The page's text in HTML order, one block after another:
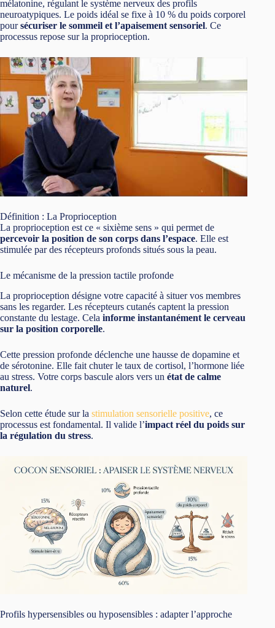
mélatonine, régulant le système nerveux des profils
neuroatypiques. Le poids idéal se fixe à 10 % du poids corporel
poursécuriser le sommeil et l’apaisement sensoriel. Ce
processus repose sur la proprioception.
Définition : La Proprioception
La proprioception est ce « sixième sens » qui permet de
percevoir la position de son corps dans l’espace. Elle est
stimulée par des récepteurs profonds situés sous la peau.
Le mécanisme de la pression tactile profonde
La proprioception désigne votre capacité à situer vos membres
sans les regarder. Les récepteurs cutanés captent la pression
constante du lestage. Cela informe instantanément le cerveau
sur la position corporelle.
Cette pression profonde déclenche une hausse de dopamine et
de sérotonine. Elle fait chuter le taux de cortisol, l’hormone liée
au stress. Votre corps bascule alors vers un état de calme
naturel.
Selon cette étude sur la stimulation sensorielle positive, ce
processus est fondamental. Il valide l’impact réel du poids sur
la régulation du stress.
Profils hypersensibles ou hyposensibles : adapter l’approche